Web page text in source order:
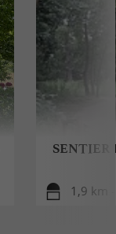
SENTIER
1,9 km